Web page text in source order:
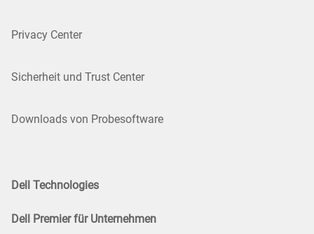
Privacy Center
Sicherheit und Trust Center
Downloads von Probesoftware
Dell Technologies
Dell Premier für Unternehmen